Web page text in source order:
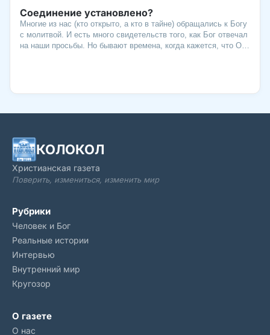
Соединение установлено?
Многие из нас (кто открыто, а кто в тайне) обращались к Богу
с молитвой. И есть много свидетельств того, как Бог отвечал
на наши просьбы. Но бывают времена, когда кажется, что Он
КОЛОКОЛ
Христианская газета
Поверить, измениться, изменить мир
Рубрики
Человек и Бог
Реальные истории
Интервью
Внутренний мир
Кругозор
О газете
О нас